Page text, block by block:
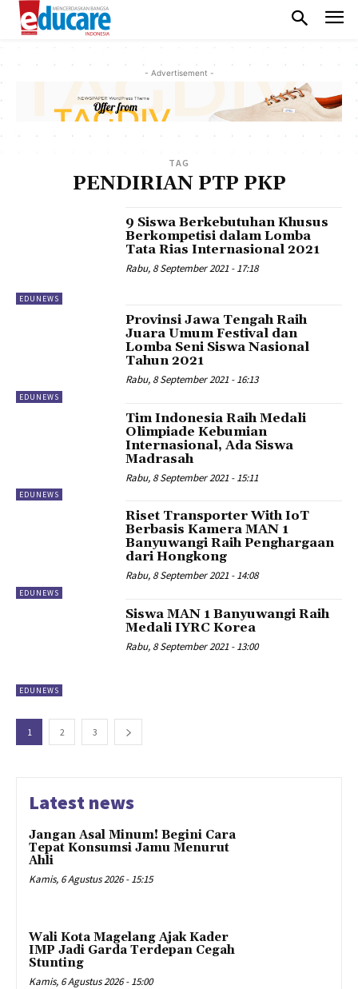
- Advertisement -
TAG
PENDIRIAN PTP PKP
EDUNEWS
9 Siswa Berkebutuhan Khusus
Berkompetisi dalam Lomba
Tata Rias Internasional 2021
Rabu, 8 September 2021 - 17:18
EDUNEWS
Provinsi Jawa Tengah Raih
Juara Umum Festival dan
Lomba Seni Siswa Nasional
Tahun 2021
Rabu, 8 September 2021 - 16:13
EDUNEWS
Tim Indonesia Raih Medali
Olimpiade Kebumian
Internasional, Ada Siswa
Madrasah
Rabu, 8 September 2021 - 15:11
EDUNEWS
Riset Transporter With IoT
Berbasis Kamera MAN 1
Banyuwangi Raih Penghargaan
dari Hongkong
Rabu, 8 September 2021 - 14:08
EDUNEWS
Siswa MAN 1 Banyuwangi Raih
Medali IYRC Korea
Rabu, 8 September 2021 - 13:00
1 2 3
Latest news
Jangan Asal Minum! Begini Cara
Tepat Konsumsi Jamu Menurut
Ahli
Kamis, 6 Agustus 2026 - 15:15
Wali Kota Magelang Ajak Kader
IMP Jadi Garda Terdepan Cegah
Stunting
Kamis, 6 Agustus 2026 - 15:00